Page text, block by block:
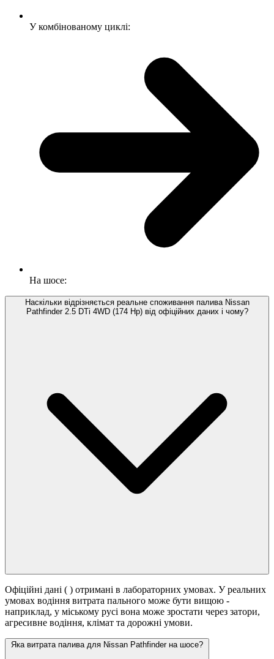
У комбінованому циклі:
На шосе:
Наскільки відрізняється реальне споживання палива Nissan
Pathfinder 2.5 DTi 4WD (174 Hp) від офіційних даних і чому?
Офіційні дані ( ) отримані в лабораторних умовах. У реальних
умовах водіння витрата пального може бути вищою -
наприклад, у міському русі вона може зростати через затори,
агресивне водіння, клімат та дорожні умови.
Яка витрата палива для Nissan Pathfinder на шосе?